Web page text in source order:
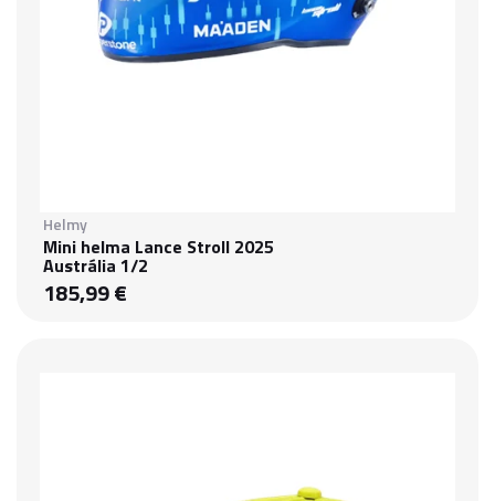
Helmy
Mini helma Lance Stroll 2025
Austrália 1/2
185,99 €